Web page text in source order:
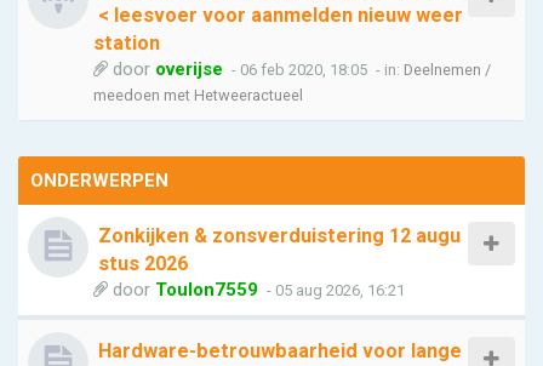
< leesvoer voor aanmelden nieuw weer
station
door overijse - 06 feb 2020, 18:05 - in: Deelnemen /
meedoen met Hetweeractueel
ONDERWERPEN
Zonkijken & zonsverduistering 12 augu
stus 2026
door Toulon7559 - 05 aug 2026, 16:21
Hardware-betrouwbaarheid voor lange